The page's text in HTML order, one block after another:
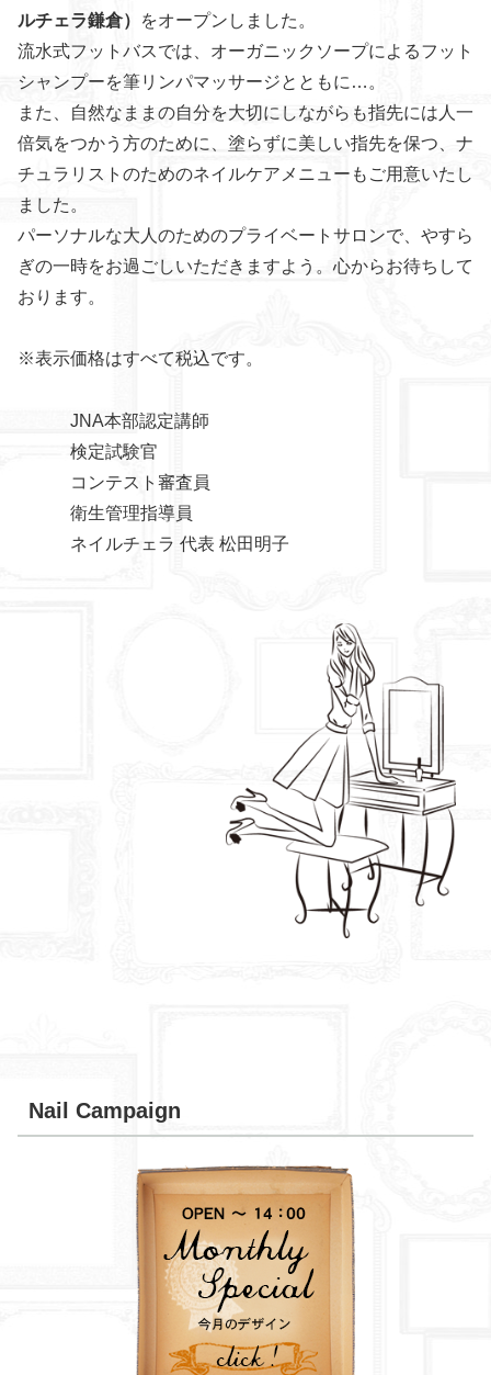
ルチェラ鎌倉）
をオープンしました。
流水式フットバスでは、オーガニックソープによるフット
シャンプーを筆リンパマッサージとともに…。
また、自然なままの自分を大切にしながらも指先には人一
倍気をつかう方のために、塗らずに美しい指先を保つ、ナ
チュラリストのためのネイルケアメニューもご用意いたし
ました。
パーソナルな大人のためのプライベートサロンで、やすら
ぎの一時をお過ごしいただきますよう。心からお待ちして
おります。
※表示価格はすべて税込です。
JNA本部認定講師
検定試験官
コンテスト審査員
衛生管理指導員
ネイルチェラ 代表 松田明子
Nail Campaign